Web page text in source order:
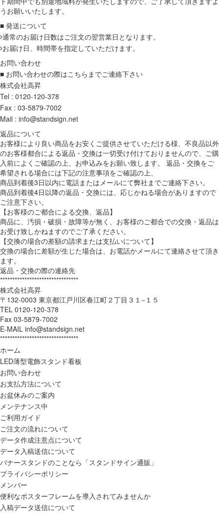
うお願いいたします。
■ 発送について
通常のお届け日数はご注文の翌営業日となります。
お届け日、時間帯を指定していただけます。
お問い合わせ
■ お問い合わせの際はこちらまでご連絡下さい
株式会社高昇
Tel : 0120-120-378
Fax : 03-5879-7002
Mail : info@standsign.net
返品について
お客様により良い商品をお安くご提供させていただける様、不良品以外
のお客様都合による返品・交換は一切受け付けておりませんので、ご購
入前によくご確認の上、お申込みをお願い致します。 返品・交換をご
希望される場合には下記の注意事項をご確認の上、
商品到着後3日以内に電話またはメールにて弊社までご連絡下さい。
商品到着後4日以降の返品・交換には、応じかねる場合がありますので
ご注意下さい。
【お客様のご都合による交換、返品】
商品に、汚損・破損・故障等が無く、お客様のご都合での交換・返品は
お受け致しかねますのでご了承ください。
【交換の場合の差額の請求または支払いについて】
交換の場合に差額が生じた場合は、お電話かメールにて連絡させて頂き
ます。
返品・交換の際の連絡先
********************************
株式会社高昇
〒132-0003 東京都江戸川区春江町２丁目３１−１５
TEL 0120-120-378
Fax 03-5879-7002
E-MAIL info@standsign.net
********************************
ホーム
LED薄型電飾スタンド看板
お問い合わせ
お支払方法について
お盆休みのご案内
メンテナンス中
ご利用ガイド
ご注文の流れについて
データ作成注意点について
データ入稿送信について
バナースタンドのことなら「スタンドサイン通販」
プライバシーポリシー
メンバー
便利なポスターフレームを導入されてみませんか
入稿データ送信について